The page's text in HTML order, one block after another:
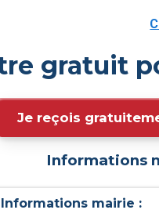
gratuit
Je reçois
Informations
Informations mairie :